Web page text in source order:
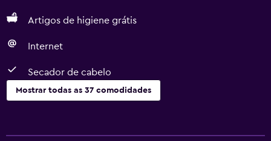
Artigos de higiene grátis
Internet
Secador de cabelo
Mostrar todas as 37 comodidades
Wi-Fi grátis